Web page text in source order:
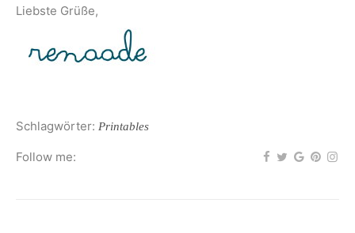
Liebste Grüße,
Schlagwörter: Printables
Follow me: